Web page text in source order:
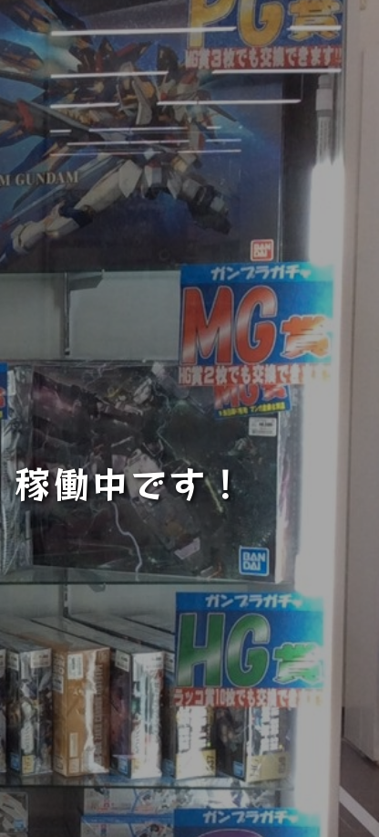
働中です！